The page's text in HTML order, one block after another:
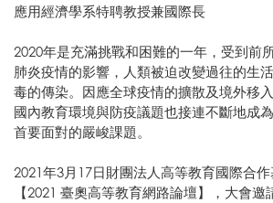
應用經濟學系特聘教授兼國際長
2020年是充滿挑戰和困難的一年，受到前
肺炎疫情的影響，人類被迫改變過往的生
毒的傳染。因應全球疫情的擴散及境外移
國內教育環境與防疫議題也接連不斷地成
首要面對的嚴峻課題。
2021年3月17日財團法人高等教育國際合
【2021 臺奧高等教育網路論壇】，大會邀